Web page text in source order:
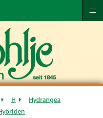
H
Hydrangea
≡